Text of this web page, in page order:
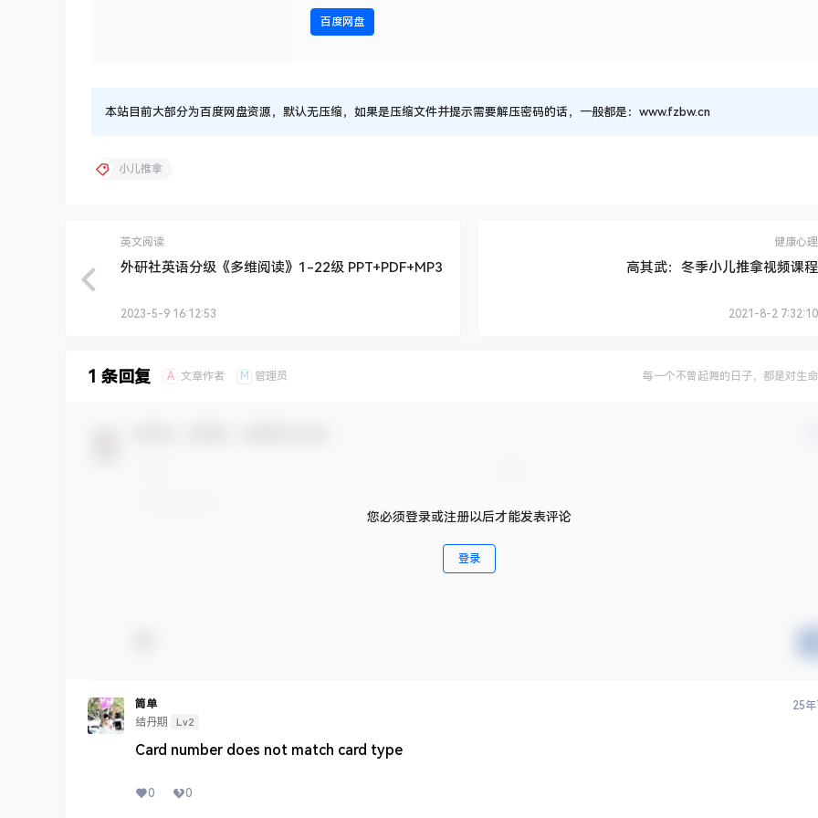
百度网盘
本站目前大部分为百度网盘资源，默认无压缩，如果是压缩文件并提示需要解压密码的话，一般都是：www.fzbw.cn
小儿推拿
英文阅读
外研社英语分级《多维阅读》1-22级 PPT+PDF+MP3
2023-5-9 16:12:53
健康心理
高其武：冬季小儿推拿视频课程
2021-8-2 7:32:10
1 条回复 A 文章作者 M 管理员 每一个不曾起舞的日子，都是对生
您必须登录或注册以后才能发表评论
登录
简单
结丹期
Lv2
25
Card number does not match card type
0 0